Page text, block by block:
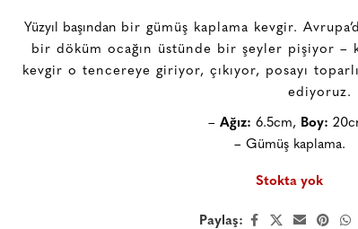
Yüzyıl başından bir gümüş kaplama kevgir.
bir döküm ocağın üstünde bir şeyler pişiyor
kevgir o tencereye giriyor, çıkıyor, posayı
ediyoruz.
–Ağız: 6.5cm, Boy:
– Gümüş kaplama.
Stokta yok
Paylaş: